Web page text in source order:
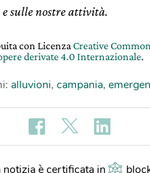
sulle nostre attività.
con Licenza Creative
derivate 4.0 Internazionale.
alluvioni, campania,
è certificata in